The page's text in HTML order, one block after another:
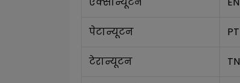
पेटान्यूटन PT
टेरान्यूटन TN